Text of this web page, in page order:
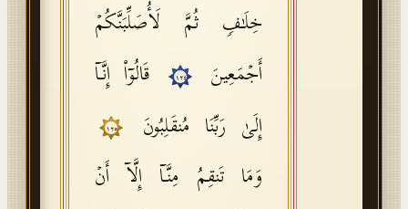
خِلَـٰفࣲ ثُمَّ لَأُصَلِّبَنَّكُمۡ
أَجۡمَعِینَ
١٢٤
قَالُوۤا۟ إِنَّاۤ
إِلَىٰ رَبِّنَا مُنقَلِبُونَ
١٢٥
وَمَا تَنقِمُ مِنَّاۤ إِلَّاۤ أَنۡ